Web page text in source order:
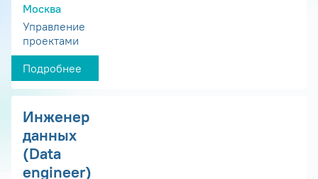
Москва
Управление
проектами
Подробнее
Инженер
данных
(Data
engineer)